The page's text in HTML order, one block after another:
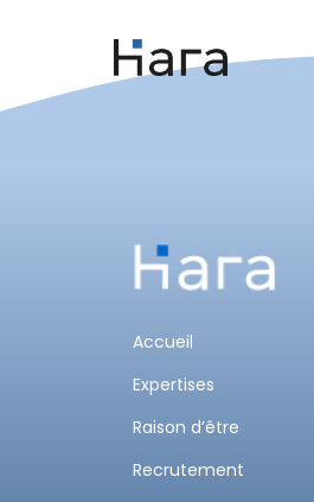
Accueil
Expertises
Raison d’être
Recrutement